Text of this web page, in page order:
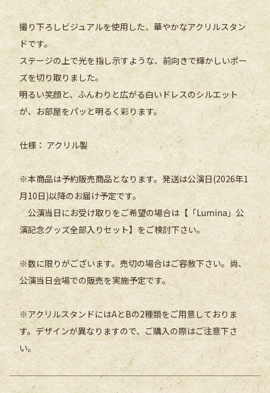
撮り下ろしビジュアルを使用した、華やかなアクリルスタン
ドです。
ステージの上で光を指し示すような、前向きで輝かしいポー
ズを切り取りました。
明るい笑顔と、ふんわりと広がる白いドレスのシルエット
が、お部屋をパッと明るく彩ります。
仕様： アクリル製
※本商品は予約販売商品となります。発送は公演日(2026年1
月10日)以降のお届け予定です。
公演当日にお受け取りをご希望の場合は【「Lumina」公
演記念グッズ全部入りセット】をご検討下さい。
※数に限りがございます。売切の場合はご容赦下さい。尚、
公演当日会場での販売を実施予定です。
※アクリルスタンドにはAとBの2種類をご用意しておりま
す。デザインが異なりますので、ご購入の際はご注意下さ
い。